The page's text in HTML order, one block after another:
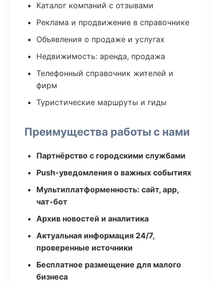
Каталог компаний с отзывами
Реклама и продвижение в справочнике
Объявления о продаже и услугах
Недвижимость: аренда, продажа
Телефонный справочник жителей и
фирм
Туристические маршруты и гиды
Преимущества работы с нами
Партнёрство с городскими службами
Push-уведомления о важных событиях
Мультиплатформенность: сайт, app,
чат-бот
Архив новостей и аналитика
Актуальная информация 24/7,
проверенные источники
Бесплатное размещение для малого
бизнеса